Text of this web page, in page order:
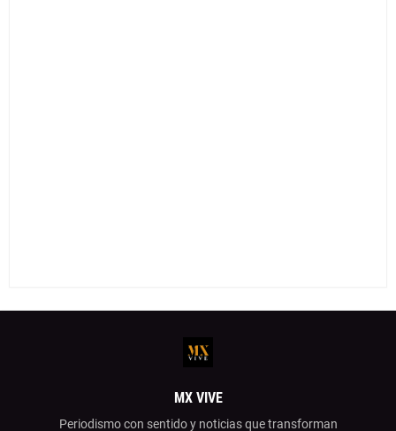
MX VIVE
Periodismo con sentido y noticias que transforman